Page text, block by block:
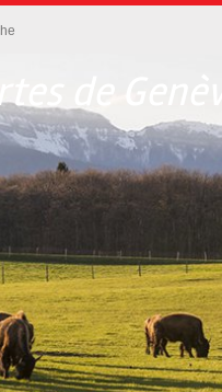
de Genève